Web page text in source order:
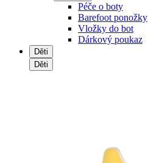
Péče o boty
Barefoot ponožky
Vložky do bot
Dárkový poukaz
Děti
Děti